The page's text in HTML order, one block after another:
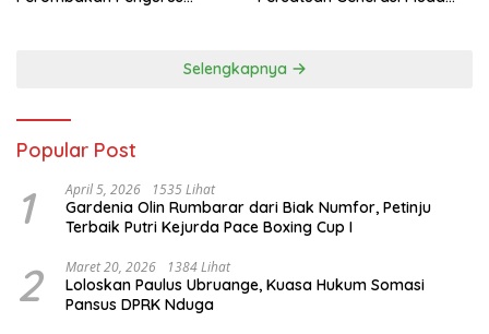
Selengkapnya
Popular Post
1 April 5, 2026 1535 Lihat
Gardenia Olin Rumbarar dari Biak Numfor, Petinju
Terbaik Putri Kejurda Pace Boxing Cup I
2 Maret 20, 2026 1384 Lihat
Loloskan Paulus Ubruange, Kuasa Hukum Somasi
Pansus DPRK Nduga